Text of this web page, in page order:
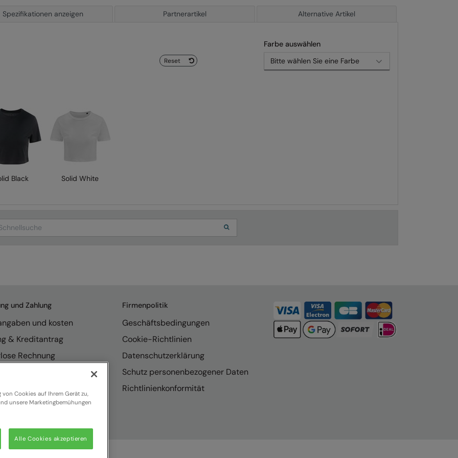
Spezifikationen anzeigen Partnerartikel Alternative Artikel
Farbe auswählen
Reset
Black Solid White
und Zahlung
und kosten
& Kreditantrag
Rechnung
Firmenpolitik
Geschäftsbedingungen
Cookie-Richtlinien
Datenschutzerklärung
Schutz personenbezogener Daten
Richtlinienkonformität
Cookies auf Ihrem Gerät zu,
unsere Marketingbemühungen
Alle Cookies akzeptieren